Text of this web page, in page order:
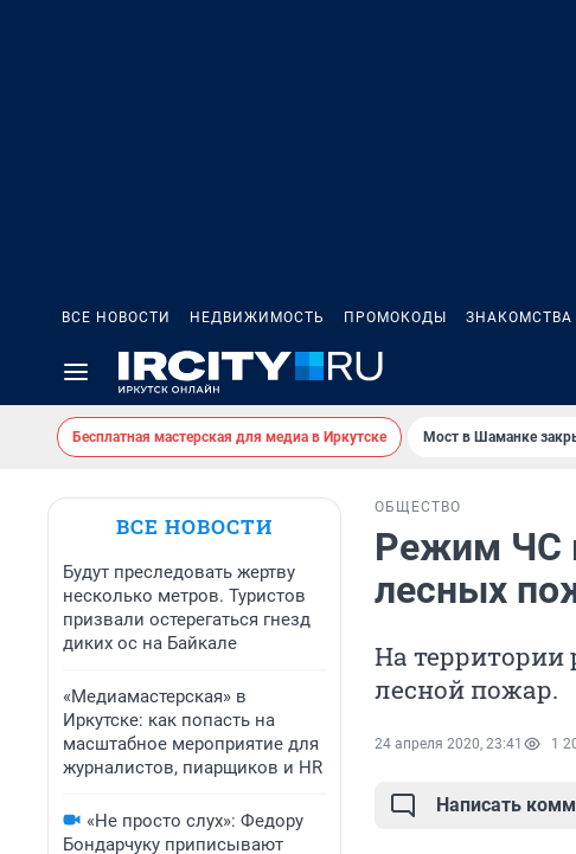
ВСЕ НОВОСТИ НЕДВИЖИМОСТЬ ПРОМОКОДЫ ЗНАКОМСТВА
Бесплатная мастерская для медиа в Иркутске Мост в Шаманке
ВСЕ НОВОСТИ
Будут преследовать жертву
несколько метров. Туристов
призвали остерегаться гнезд
диких ос на Байкале
«Медиамастерская» в
Иркутске: как попасть на
масштабное мероприятие для
журналистов, пиарщиков и HR
«Не просто слух»: Федору
Бондарчуку приписывают
ОБЩЕСТВО
Режим ЧС
лесных
На территории
лесной пожар.
24 апреля 2020, 23:41 1
Написать